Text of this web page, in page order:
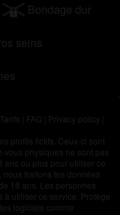
Bondage dur
seins
Tarifs FAQ Privacy policy
profils fictifs. Ceux-ci sont
vous physiques ne sont pas
ans ou plus pour utiliser ce
traitons tes données
18 ans. Les personnes
à utiliser ce service. Protège
logiciels comme